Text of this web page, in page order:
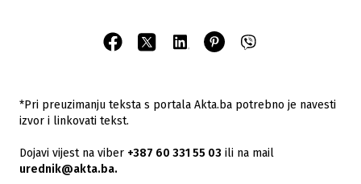
*Pri preuzimanju teksta s portala Akta.ba potrebno je navesti
izvor i linkovati tekst.
Dojavi vijest na viber +387 60 331 55 03 ili na mail
urednik@akta.ba.